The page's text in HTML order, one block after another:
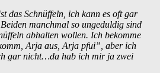
das Schnüffeln, ich kann es oft gar
manchmal so ungeduldig sind
abhalten wollen. Ich bekomme
Arja aus, Arja pfui”, aber ich
gar nicht…da hab ich mir ja zwei